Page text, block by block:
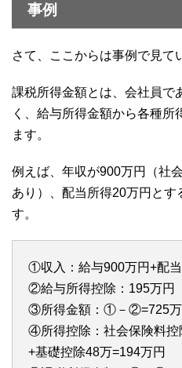
事例
さて、ここからは事例で見て
課税所得金額とは、会社員で
く、給与所得金額から各種
ます。
例えば、年収が900万円（社
あり）、配当所得20万円とす
す。
①収入：給与900万円+配
②給与所得控除：195万円
③所得金額：①－②=725万
④所得控除：社会保険料控
+基礎控除48万=194万円